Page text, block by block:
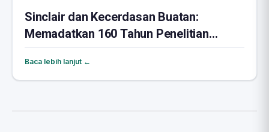
Sinclair dan Kecerdasan Buatan:
Memadatkan 160 Tahun Penelitian
Penuaan
Baca lebih lanjut ←